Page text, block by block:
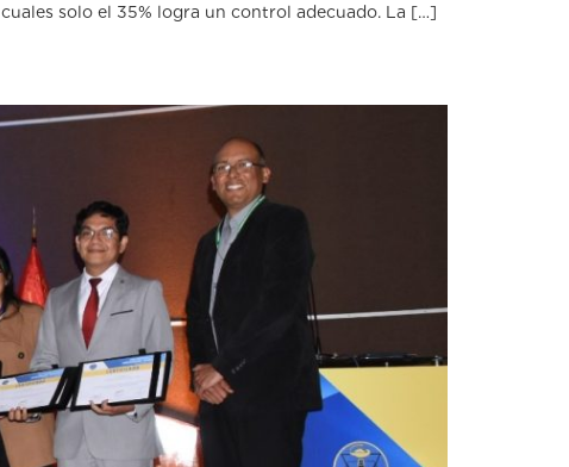
solo el 35% logra un control adecuado. La […]